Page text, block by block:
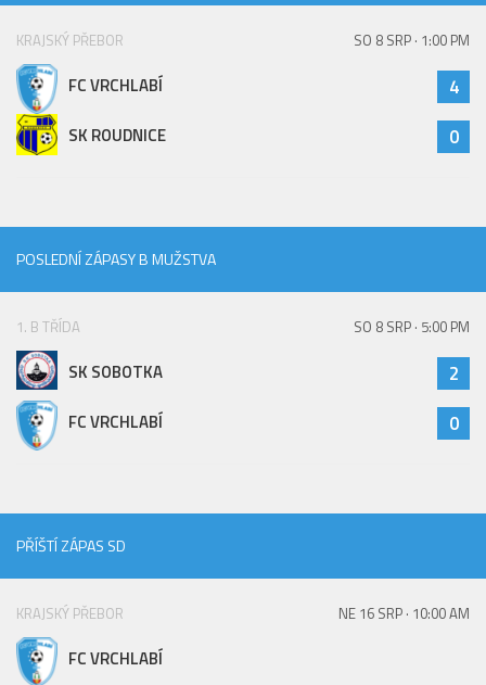
Zápasy MD
Zápasy
Zápasy SŽ 2025/26
Hráči
Realizační tým
Zápasy
Ml. žáci
Výsledky
St. přípravka
Realizační tým
KRAJSKÝ PŘEBOR SO 8 SRP · 1:00 PM
FC VRCHLABÍ 4
SK ROUDNICE 0
POSLEDNÍ ZÁPASY B MUŽSTVA
1. B TŘÍDA SO 8 SRP · 5:00 PM
SK SOBOTKA 2
FC VRCHLABÍ 0
PŘÍŠTÍ ZÁPAS SD
KRAJSKÝ PŘEBOR NE 16 SRP · 10:00 AM
FC VRCHLABÍ